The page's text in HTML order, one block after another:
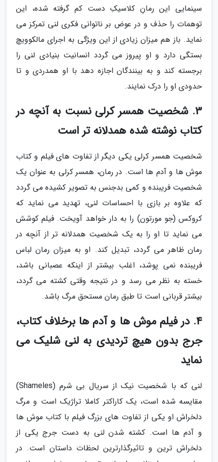
سینمایی این رمانِ کلاسیکِ دست کم گرفته شده، این
توهمات را حذف و در عوض بر ناتوانی فکری لنی تمرکز می
نماید. باز هم میزان زیادی از این ویژگی به اجرای مالکوویچ
بستگی دارد و او پیروز می گردد انسانیت بنیادی لنی را
برجسته کند و به بینندگان اجازه دهد با او همدردی و تا
حدودی او را درک نمایند.
3. شخصیت همسر کرلی نسبت به آنچه در
کتاب نوشته شده همدلانه تر است
شخصیت همسر کرلی یکی دیگر از تفاوت های فیلم و کتاب
موش ها و آدم ها است. در رمان، همسر کرلی به عنوان یک
شخصیت فریبنده و کمی بدجنس به تصویر کشیده می گردد
که علاوه بر بازی با احساسات لنی، تهدید می نماید که
کروکس (جو مورتون) را به دار خواهد آویخت. فیلم کوشش
می نماید تا او را به یک شخصیت همدلانه تر از آنچه در
رمان ظاهر می گردد، تبدیل کند. او به میزان رمان لباس
فریبنده نمی پوشد، اغلب بیشتر از اینکه عصبانی باشد،
خسته به نظر می رسد و در نتیجه وقتی کشته می گردد،
بیشتر قربانی است تا طبق رمان مستحق مرگ باشد.
4. در فیلم موش ها و آدم ها برخلاف کتاب،
جرج بدون هیچ تردیدی به لنی شلیک می
نماید
لنی که با شخصیت نیک از سریال بی شرم (Shameles)
مقایسه شده است، یک کاراکتر کاملا تراژیک است و مرگ
دلخراش او یکی از تفاوت های بزرگ فیلم با کتاب موش ها
و آدم ها است. کشته شدن لنی به دست جرج یکی از
دلخراش ترین و تاثیرگذارترین لحظات داستان است. در